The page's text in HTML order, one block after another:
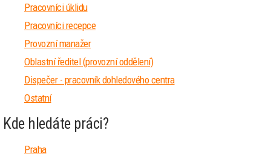
Pracovníci úklidu
Pracovníci recepce
Provozní manažer
Oblastní ředitel (provozní oddělení)
Dispečer - pracovník dohledového centra
Ostatní
Kde hledáte práci?
Praha